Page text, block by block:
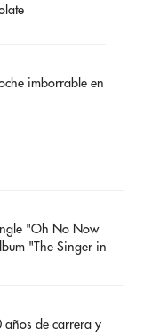
imborrable en
"Oh No Now
"The Singer in
años de carrera y